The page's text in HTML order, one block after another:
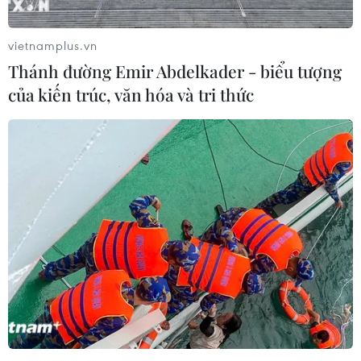
Bí thư Thành ủy Hà Nội
thúc tiến độ hai dự án giao
thông trọng điểm Nam
08/08/2026 08:52
Đề xuất hơn 65.500 tỷ đồng
đầu tư Dự án đường cao tốc
nối Lai Châu-Lào Cai
08/08/2026 08:45
Vùng 3 Hải quân cứu thành
công 1 nạn nhân bị sóng
Điều bình dị "xây" thành
phố Cảng thịnh vượng,
vietnamplus.vn
Thánh đường Emir Abdelkader - biểu tượng
của kiến trúc, văn hóa và tri thức